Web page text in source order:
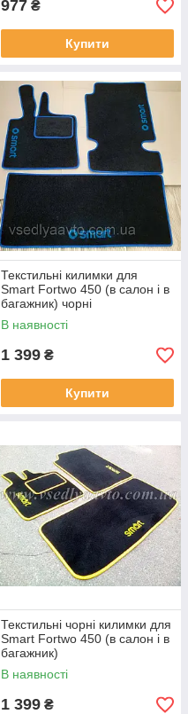
977 ₴
Купити
Текстильні килимки для
Smart Fortwo 450 (в салон і в
багажник) чорні
В наявності
1 399 ₴
Купити
Текстильні чорні килимки для
Smart Fortwo 450 (в салон і в
багажник)
В наявності
1 399 ₴